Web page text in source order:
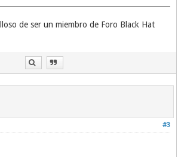
de ser un miembro de Foro Black Hat
#3